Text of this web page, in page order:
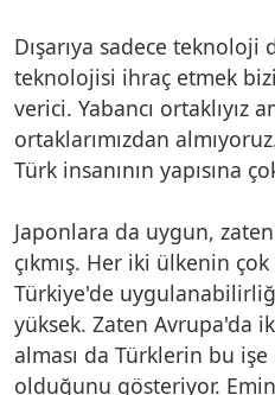
Dışarıya sadece
teknolojisi ihraç etmek
verici. Yabancı ortaklıyız
ortaklarımızdan
Türk insanının yapısına
Japonlara da uygun,
çıkmış. Her iki ülkenin
Türkiye'de
yüksek. Zaten Avrupa'da
alması da Türklerin bu işe
olduğunu gösteriyor.